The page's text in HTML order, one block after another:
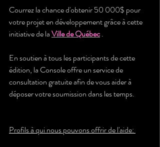
Courrez la chance d'obtenir 50 000$ pour
votre projet en développement grâce à cette
initiative de la Ville de Québec .
En soutien à tous les participants de cette
édition, la Console offre un service de
consultation gratuite afin de vous aider à
déposer votre soumission dans les temps.
Profils à qui nous pouvons offrir de l'aide: